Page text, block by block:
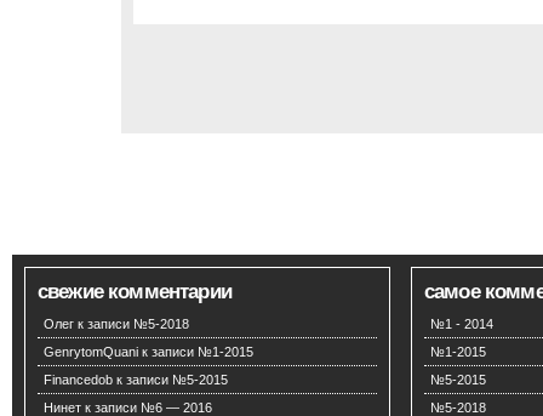
свежие комментарии
Олег к записи №5-2018
GenrytomQuani к записи №1-2015
Financedob к записи №5-2015
Нинет к записи №6 — 2016
самое
№1 - 2014
№1-2015
№5-2015
№5-2018